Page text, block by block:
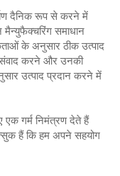
दैनिक रूप से करने में
समाधान
के अनुसार ठीक उत्पाद
संवाद करने और उनकी
उत्पाद प्रदान करने में
एक गर्म निमंत्रण देते हैं
हैं कि हम अपने सहयोग